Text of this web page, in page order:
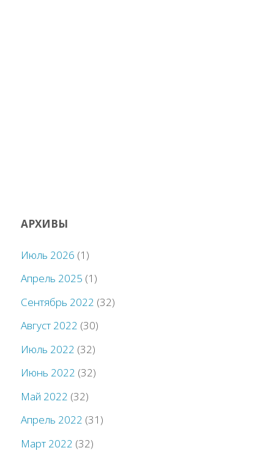
АРХИВЫ
Июль 2026 (1)
Апрель 2025 (1)
Сентябрь 2022 (32)
Август 2022 (30)
Июль 2022 (32)
Июнь 2022 (32)
Май 2022 (32)
Апрель 2022 (31)
Март 2022 (32)